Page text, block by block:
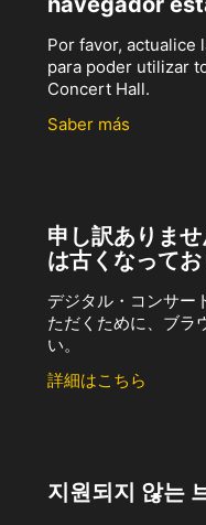
Por favor, actualice
para poder utilizar
Concert Hall.
Saber más
申し訳ありま
は古くなって
デジタル・コンサー
ただくために、ブラ
い。
詳細はこちら
지원되지 않는